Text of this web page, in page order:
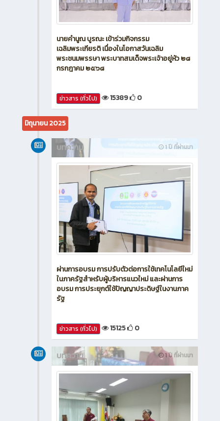
นายคำนูณ บูรณะ เข้าร่วมกิจกรรม
เฉลิมพระเกียรติ เนื่องในโอกาสวันเฉลิม
พระชนมพรรษา พระบาทสมเด็จพระเจ้าอยู่หัว ๒๘
กรกฎาคม ๒๕๖๘
ข่าวสาร (ทั่วไป) 15389 0
มิถุนายน 2025
1 ปี ที่ผ่านมา
บทความ
ผ่านการอบรม การปรับตัวต่อการใช้เทคโนโลยีใหม่
ในภาครัฐสำหรับผู้บริหารแนวใหม่ และผ่านการ
อบรม การประยุกต์ใช้ปัญญาประดิษฐ์ในงานภาค
รัฐ
ข่าวสาร (ทั่วไป) 15125 0
1 ปี ที่ผ่านมา
บทความ